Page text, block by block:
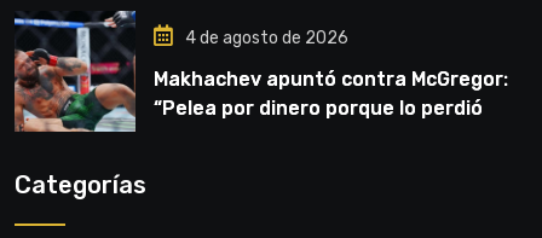
4 de agosto de 2026
Makhachev apuntó contra McGregor:
“Pelea por dinero porque lo perdió
Categorías